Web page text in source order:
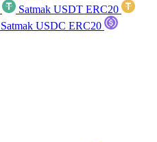
Satmak USDT ERC20
Satmak USDC ERC20